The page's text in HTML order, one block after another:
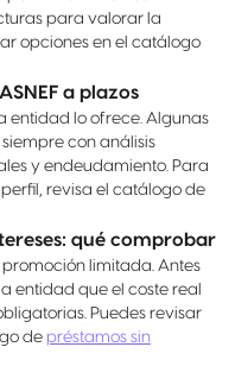
para valorar la
opciones en el catálogo
a plazos
entidad lo ofrece. Algunas
con análisis
y endeudamiento. Para
revisa el catálogo de
qué comprobar
limitada. Antes
entidad que el coste real
Puedes revisar
de préstamos sin